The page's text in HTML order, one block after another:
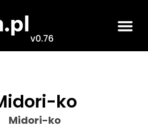
v0.76
ko
Midori-ko